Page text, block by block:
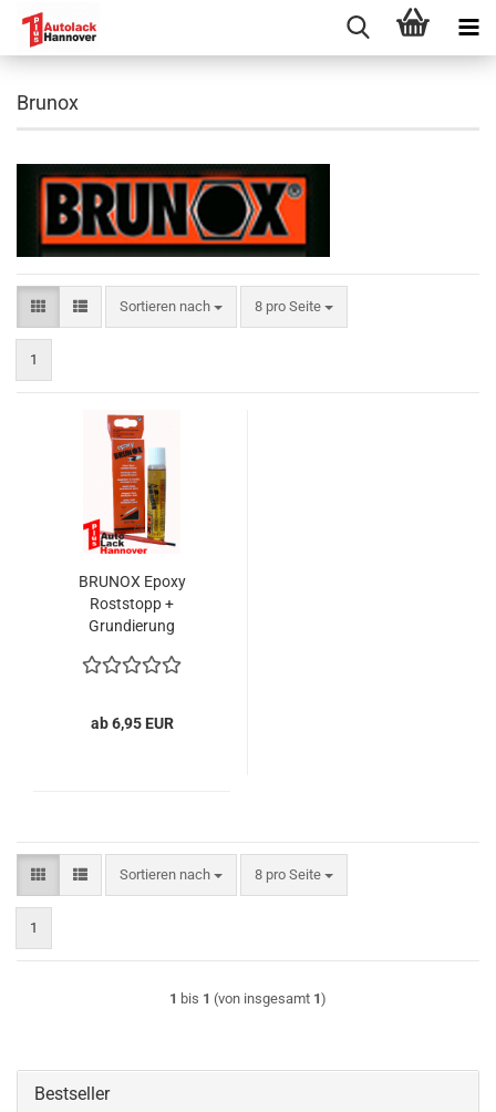
Brunox
Sortieren nach
Sortieren nach 8 pro Seite
pro Seite
1
BRUNOX Epoxy
Roststopp +
Grundierung
ab 6,95 EUR
Sortieren nach
Sortieren nach 8 pro Seite
pro Seite
1
1 bis 1 (von insgesamt 1)
Bestseller